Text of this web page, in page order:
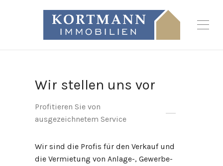
Wir stellen uns vor
Profitieren Sie von
ausgezeichnetem Service
Wir sind die Profis für den Verkauf und
die Vermietung von Anlage-, Gewerbe-